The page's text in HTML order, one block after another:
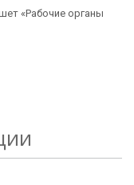
«Рабочие органы